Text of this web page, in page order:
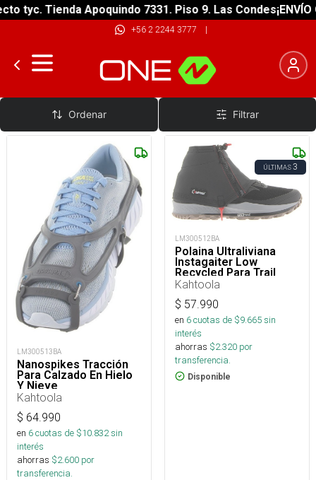
tyc. Tienda Apoquindo 7331. Piso 9. Las Condes¡ENVÍO
+56 2 2244 3777 |
Accesorios Crampones
Ordenar Filtrar
LM300513BA
Nanospikes Tracción
Para Calzado En Hielo
Y Nieve
Kahtoola
$ 64.990
en 6cuotas de $10.832sin
interés
ahorras $2.600 por
transferencia.
ÚLTIMAS3
LM300512BA
Polaina Ultraliviana
Instagaiter Low
Recycled Para Trail
Running y Senderismo
Kahtoola
$ 57.990
en 6cuotas de $9.665sin
interés
ahorras $2.320 por
transferencia.
Disponible